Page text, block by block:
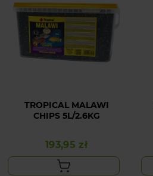
TROPICAL MALAWI
CHIPS 5L/2.6KG
Cena
193,95 zł